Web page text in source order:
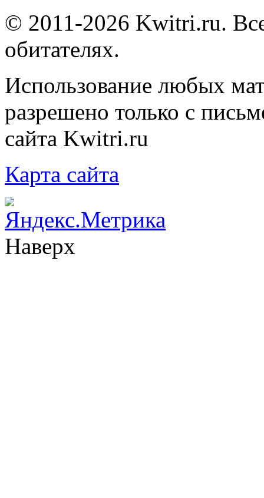
© 2011-2026 Kwitri.ru.
обитателях.
Использование любых
разрешено только с
сайта Kwitri.ru
Карта сайта
Наверх